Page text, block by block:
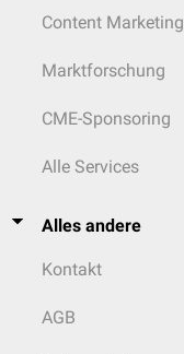
Content Marketing
Marktforschung
CME-Sponsoring
Alle Services
Alles andere
Kontakt
AGB